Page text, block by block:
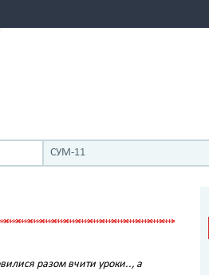
СУМ-11
разом вчити уроки.., а